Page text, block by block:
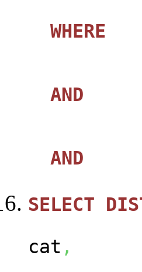
WHERE
AND
AND
SELECT
cat ,